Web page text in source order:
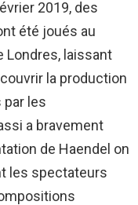
2019, des
été joués au
Londres, laissant
la production
les
a bravement
de Haendel on
les spectateurs